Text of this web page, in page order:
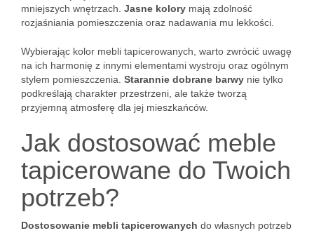
mniejszych wnętrzach. Jasne kolory mają zdolność
rozjaśniania pomieszczenia oraz nadawania mu lekkości.
Wybierając kolor mebli tapicerowanych, warto zwrócić uwagę
na ich harmonię z innymi elementami wystroju oraz ogólnym
stylem pomieszczenia. Starannie dobrane barwy nie tylko
podkreślają charakter przestrzeni, ale także tworzą
przyjemną atmosferę dla jej mieszkańców.
Jak dostosować meble
tapicerowane do Twoich
potrzeb?
Dostosowanie mebli tapicerowanych do własnych potrzeb